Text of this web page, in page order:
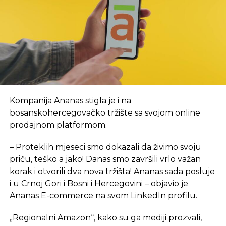
Vlada Republike Srpske, kako je tada saopšteno,
obezbijedila je sredstva za prvi period rada, a za
početak, kancelarije NTP-a biće u novom objektu
Arhitektonsko-građevinsko-geodetskog fakulteta i
Šumarskog fakulteta, u krugu Univerzitetskog
grada. Inače, lokacija je u neposrednoj blizini
tehničke dokumentacije tada bila u toku. Tada je i
rečeno da se na proljeće 2024. godine planira
polaganje kamena temeljca za izgradnju ovog
metara, sa planiranim rokom od 24 mjeseca, a tada
je procijenjeno da će okvirna vrijednost objekta,
neophodnom opremom i laboratorijom, iznositi 15
mil EUR.
odobrio sredstva za dva projekta u Srpskoj– jedan
Kompanija Ananas stigla je i na
bosanskohercegovačko tržište sa svojom online
prodajnom platformom.
– Proteklih mjeseci smo dokazali da živimo svoju
priču, teško a jako! Danas smo završili vrlo važan
korak i otvorili dva nova tržišta! Ananas sada posluje
i u Crnoj Gori i Bosni i Hercegovini – objavio je
Ananas E-commerce na svom LinkedIn profilu.
„Regionalni Amazon“, kako su ga mediji prozvali,